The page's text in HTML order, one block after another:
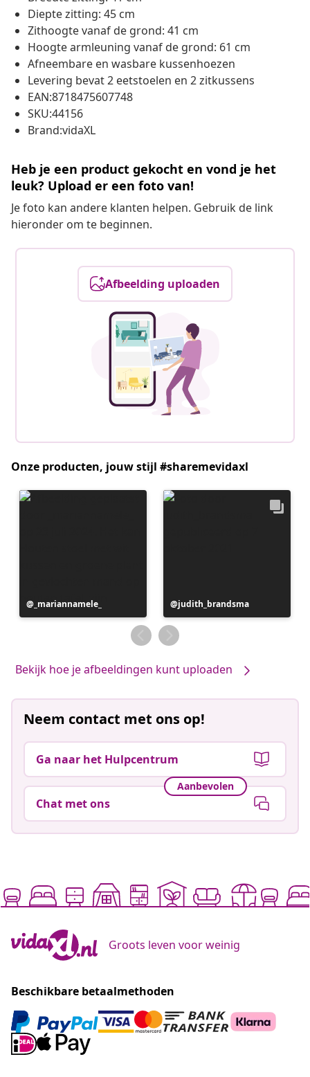
Diepte zitting: 45 cm
Zithoogte vanaf de grond: 41 cm
Hoogte armleuning vanaf de grond: 61 cm
Afneembare en wasbare kussenhoezen
Levering bevat 2 eetstoelen en 2 zitkussens
EAN:8718475607748
SKU:44156
Brand:vidaXL
Heb je een product gekocht en vond je het
leuk? Upload er een foto van!
Je foto kan andere klanten helpen. Gebruik de link
hieronder om te beginnen.
Afbeelding uploaden
Onze producten, jouw stijl #sharemevidaxl
Bericht
gepubliceerd
_mariannamele_
Bericht
gepubliceerd
door
judith_brandsma
Bekijk hoe je afbeeldingen kunt uploaden
Neem contact met ons op!
Ga naar het Hulpcentrum
Aanbevolen
Chat met ons
Groots leven voor weinig
Beschikbare betaalmethoden